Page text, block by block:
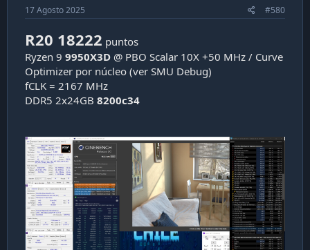
17 Agosto 2025 #580
R20 18222 puntos
Ryzen 9 9950X3D @ PBO Scalar 10X +50 MHz / Curve
Optimizer por núcleo (ver SMU Debug)
fCLK = 2167 MHz
DDR5 2x24GB 8200c34